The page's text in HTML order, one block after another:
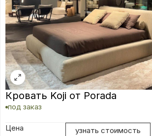
Кровать Koji от Porada
под заказ
Цена узнать стоимость